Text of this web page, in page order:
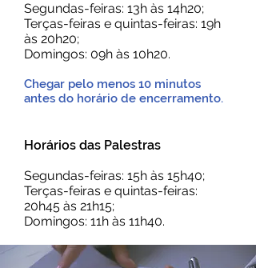
Segundas-feiras: 13h às 14h20;
Terças-feiras e quintas-feiras: 19h
às 20h20;
Domingos: 09h às 10h20.
Chegar pelo menos 10 minutos
antes do horário de encerramento.
Horários das Palestras
Segundas-feiras: 15h às 15h40;
Terças-feiras e quintas-feiras:
20h45 às 21h15;
Domingos: 11h às 11h40.